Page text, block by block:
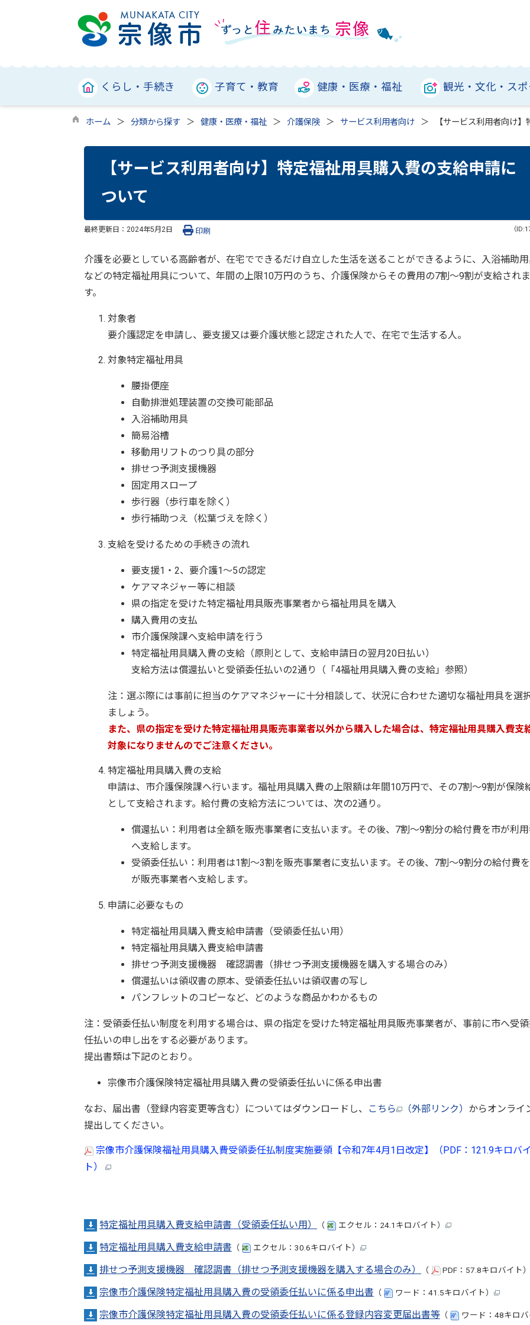
くらし・手続き 子育て・教育 健康・医療・福祉 観光・文化・スポ
ホーム 分類から探す 健康・医療・福祉 介護保険 サービス利用者向け 【サービス利用者向け
【サービス利用者向け】特定福祉用具購入費の支給申請に
ついて
最終更新日： 2024年5月2日 （
印刷
介護を必要としている高齢者が、在宅でできるだけ自立した生活を送ることができるように、入浴補助
などの特定福祉用具について、年間の上限10万円のうち、介護保険からその費用の7割～9割が支給されま
す。
対象者
要介護認定を申請し、要支援又は要介護状態と認定された人で、在宅で生活する人。
対象特定福祉用具
腰掛便座
自動排泄処理装置の交換可能部品
入浴補助用具
簡易浴槽
移動用リフトのつり具の部分
排せつ予測支援機器
固定用スロープ
歩行器（歩行車を除く）
歩行補助つえ（松葉づえを除く）
支給を受けるための手続きの流れ
要支援1・2、要介護1～5の認定
ケアマネジャー等に相談
県の指定を受けた特定福祉用具販売事業者から福祉用具を購入
購入費用の支払
市介護保険課へ支給申請を行う
特定福祉用具購入費の支給（原則として、支給申請日の翌月20日払い）
支給方法は償還払いと受領委任払いの2通り（「4福祉用具購入費の支給」参照）
注：選ぶ際には事前に担当のケアマネジャーに十分相談して、状況に合わせた適切な福祉用具を選
ましょう。
また、県の指定を受けた特定福祉用具販売事業者以外から購入した場合は、特定福祉用具購入費支
対象になりませんのでご注意ください。
特定福祉用具購入費の支給
申請は、市介護保険課へ行います。福祉用具購入費の上限額は年間10万円で、その7割～9割が保険
として支給されます。給付費の支給方法については、次の2通り。
償還払い：利用者は全額を販売事業者に支払います。その後、7割～9割分の給付費を市が利
へ支給します。
受領委任払い：利用者は1割～3割を販売事業者に支払います。その後、7割～9割分の給付費
が販売事業者へ支給します。
申請に必要なもの
特定福祉用具購入費支給申請書（受領委任払い用）
特定福祉用具購入費支給申請書
排せつ予測支援機器 確認調書（排せつ予測支援機器を購入する場合のみ）
償還払いは領収書の原本、受領委任払いは領収書の写し
パンフレットのコピーなど、どのような商品かわかるもの
注：受領委任払い制度を利用する場合は、県の指定を受けた特定福祉用具販売事業者が、事前に市へ受
任払いの申し出をする必要があります。
提出書類は下記のとおり。
宗像市介護保険特定福祉用具購入費の受領委任払いに係る申出書
なお、届出書（登録内容変更等含む）についてはダウンロードし、 こちら （外部リンク） からオンライ
提出してください。
宗像市介護保険福祉用具購入費受領委任払制度実施要領【令和7年4月1日改定】（PDF：121.9キロバイ
ト）
特定福祉用具購入費支給申請書（受領委任払い用） （ エクセル：24.1キロバイト）
特定福祉用具購入費支給申請書 （ エクセル：30.6キロバイト）
排せつ予測支援機器 確認調書（排せつ予測支援機器を購入する場合のみ） （ PDF：57.8キロバイト）
宗像市介護保険特定福祉用具購入費の受領委任払いに係る申出書 （ ワード：41.5キロバイト）
宗像市介護保険特定福祉用具購入費の受領委任払いに係る登録内容変更届出書等 （ ワード：48キロバ